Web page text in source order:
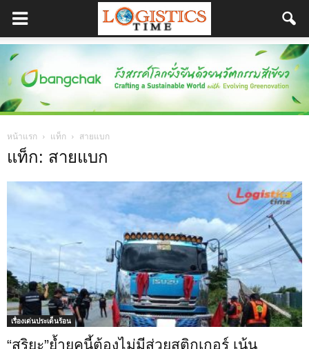
หน้าแรก แท็ก สายแบก
แท็ก: สายแบก
เรื่องเด่นประเด็นร้อน
“สุริยะ”ย้ำยุคนี้ต้องไม่มีส่วยสติกเกอร์ เน้น